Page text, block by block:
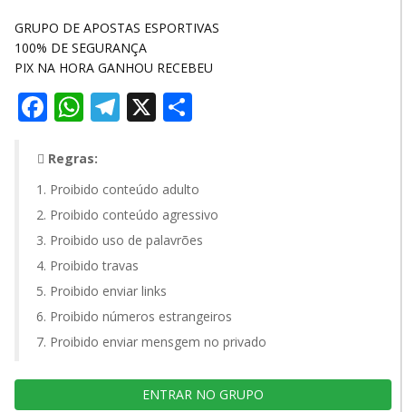
GRUPO DE APOSTAS ESPORTIVAS
100% DE SEGURANÇA
PIX NA HORA GANHOU RECEBEU
Facebook
WhatsApp
Telegram
X
Regras:
Proibido conteúdo adulto
Proibido conteúdo agressivo
Proibido uso de palavrões
Proibido travas
Proibido enviar links
Proibido números estrangeiros
Proibido enviar mensgem no privado
ENTRAR NO GRUPO